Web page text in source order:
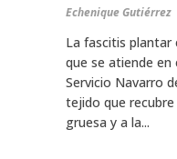
Echenique Gutiérrez
La fascitis plantar
que se atiende en
Servicio Navarro
tejido que
gruesa y a la...